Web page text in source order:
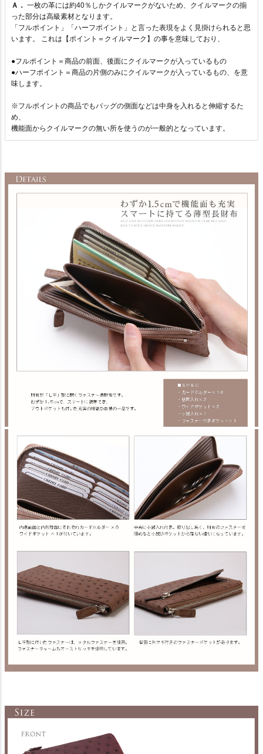
Ａ． 一枚の革には約40％しかクイルマークがないため、クイルマークの揃
った部分は高級素材となります。
「フルポイント」「ハーフポイント」と言った表現をよく見掛けられると思
います。 これは【ポイント＝クイルマーク】の事を意味しており、
●フルポイント＝商品の前面、後面にクイルマークが入っているもの
●ハーフポイント＝商品の片側のみにクイルマークが入っているもの、を意
味します。
※フルポイントの商品でもバッグの側面などは中身を入れると伸縮するた
め、
機能面からクイルマークの無い所を使うのが一般的となっています。